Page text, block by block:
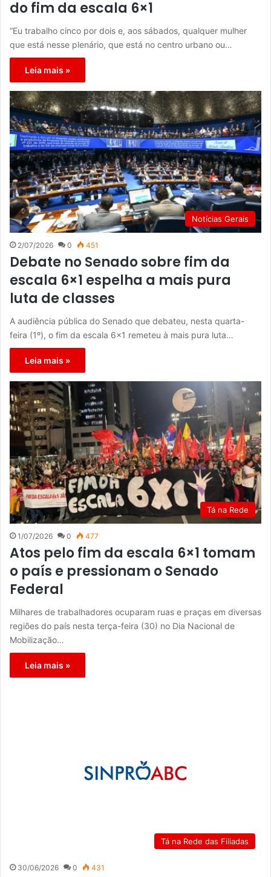
do fim da escala 6×1
“Eu trabalho cinco por dois e, aos sábados, qualquer mulher
que está nesse plenário, que está no centro urbano ou…
Leia mais »
Notícias Gerais
2/07/2026 0 451
Debate no Senado sobre fim da
escala 6×1 espelha a mais pura
luta de classes
A audiência pública do Senado que debateu, nesta quarta-
feira (1º), o fim da escala 6×1 remeteu à mais pura luta…
Leia mais »
Tá na Rede
1/07/2026 0 477
Atos pelo fim da escala 6×1 tomam
o país e pressionam o Senado
Federal
Milhares de trabalhadores ocuparam ruas e praças em diversas
regiões do país nesta terça-feira (30) no Dia Nacional de
Mobilização…
Leia mais »
Tá na Rede das Filiadas
30/06/2026 0 431